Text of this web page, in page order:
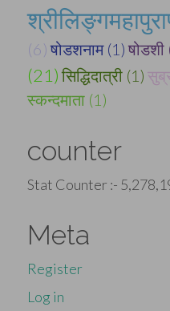
(6) षोडशनाम (1) षोडशी
(21) सिद्धिदात्री (1)
स्कन्दमाता (1)
counter
Stat Counter :-
Meta
Register
Log in